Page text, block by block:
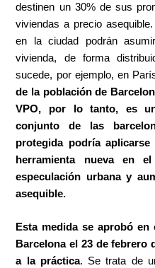
destinen un 30% de sus
viviendas a precio
en la ciudad podrán
vivienda, de forma
sucede, por ejemplo, en
de la población de
VPO, por lo tanto, es
conjunto de las
protegida podría
herramienta nueva en
especulación urbana y
asequible.
Esta medida se aprobó
Barcelona el 23 de febrero
a la práctica. Se trata de